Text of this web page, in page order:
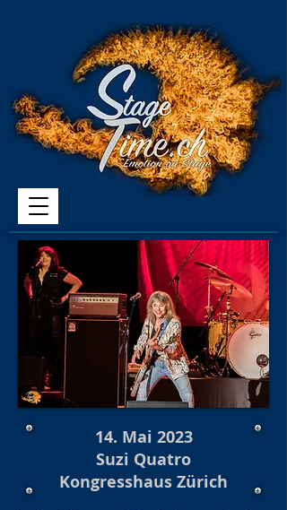
14. Mai 2023
Suzi Quatro
Kongresshaus Zürich